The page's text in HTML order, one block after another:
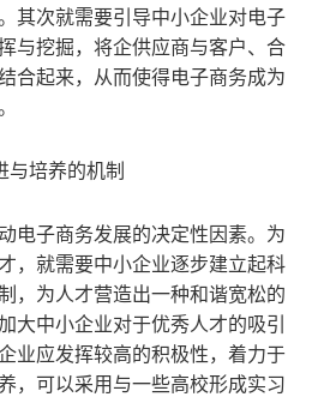
其次就需要引导中小企业对电子
与挖掘， 将企供应商与客户、合
合起来，
从而使得电子商务成为
与培养的机制
电子商务发展的决定性因素。为
， 就需要中小企业逐步建立起科
， 为人才营造出一种和谐宽松的
大中小企业对于优秀人才的吸引
业应发挥较高的积极性， 着力于
， 可以采用与一些高校形成实习